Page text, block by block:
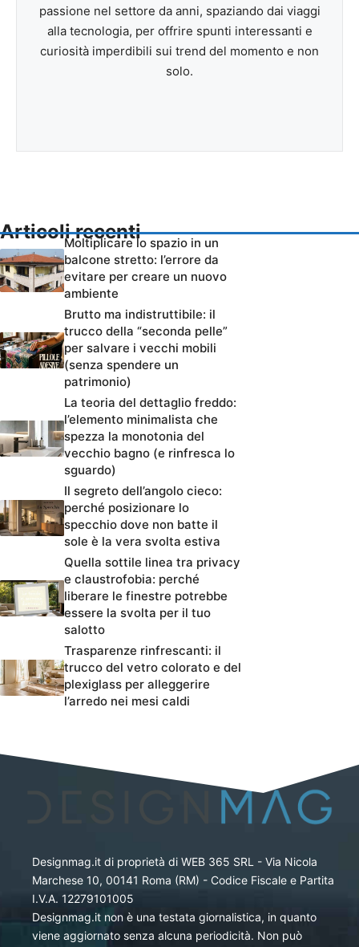
passione nel settore da anni, spaziando dai viaggi
alla tecnologia, per offrire spunti interessanti e
curiosità imperdibili sui trend del momento e non
solo.
Articoli recenti
Moltiplicare lo spazio in un
balcone stretto: l’errore da
evitare per creare un nuovo
ambiente
Brutto ma indistruttibile: il
trucco della “seconda pelle”
per salvare i vecchi mobili
(senza spendere un
patrimonio)
La teoria del dettaglio freddo:
l’elemento minimalista che
spezza la monotonia del
vecchio bagno (e rinfresca lo
sguardo)
Il segreto dell’angolo cieco:
perché posizionare lo
specchio dove non batte il
sole è la vera svolta estiva
Quella sottile linea tra privacy
e claustrofobia: perché
liberare le finestre potrebbe
essere la svolta per il tuo
salotto
Trasparenze rinfrescanti: il
trucco del vetro colorato e del
plexiglass per alleggerire
l’arredo nei mesi caldi
Designmag.it di proprietà di WEB 365 SRL - Via Nicola
Marchese 10, 00141 Roma (RM) - Codice Fiscale e Partita
I.V.A. 12279101005
Designmag.it non è una testata giornalistica, in quanto
viene aggiornato senza alcuna periodicità. Non può